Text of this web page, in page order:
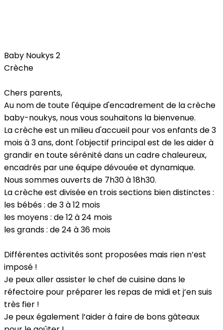
Baby Noukys 2
Crèche
Chers parents,
Au nom de toute l'équipe d'encadrement de la crèche
baby-noukys, nous vous souhaitons la bienvenue.
La crèche est un milieu d'accueil pour vos enfants de 3
mois à 3 ans, dont l'objectif principal est de les aider à
grandir en toute sérénité dans un cadre chaleureux,
encadrés par une équipe dévouée et dynamique.
Nous sommes ouverts de 7h30 à 18h30.
La crèche est divisée en trois sections bien distinctes :
les bébés : de 3 à 12 mois
les moyens : de 12 à 24 mois
les grands : de 24 à 36 mois
Différentes activités sont proposées mais rien n’est
imposé !
Je peux aller assister le chef de cuisine dans le
réfectoire pour préparer les repas de midi et j’en suis
très fier !
Je peux également l’aider à faire de bons gâteaux